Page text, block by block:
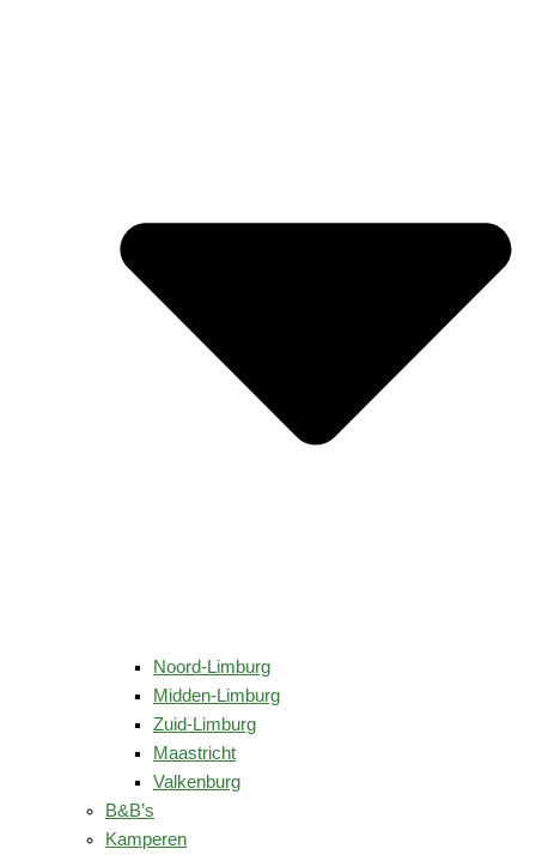
Noord-Limburg
Midden-Limburg
Zuid-Limburg
Maastricht
Valkenburg
B&B’s
Kamperen